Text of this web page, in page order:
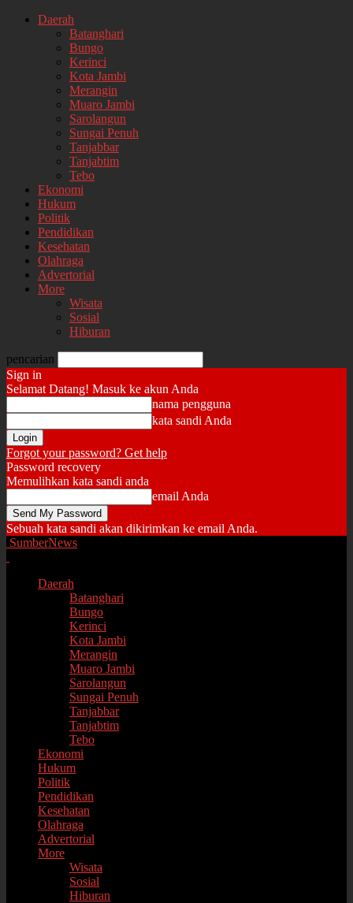
Daerah
Batanghari
Bungo
Kerinci
Kota Jambi
Merangin
Muaro Jambi
Sarolangun
Sungai Penuh
Tanjabbar
Tanjabtim
Tebo
Ekonomi
Hukum
Politik
Pendidikan
Kesehatan
Olahraga
Advertorial
More
Wisata
Sosial
Hiburan
pencarian
Sign in
Selamat Datang! Masuk ke akun Anda
nama pengguna
kata sandi Anda
Forgot your password? Get help
Password recovery
Memulihkan kata sandi anda
email Anda
Sebuah kata sandi akan dikirimkan ke email Anda.
SumberNews
Daerah
Batanghari
Bungo
Kerinci
Kota Jambi
Merangin
Muaro Jambi
Sarolangun
Sungai Penuh
Tanjabbar
Tanjabtim
Tebo
Ekonomi
Hukum
Politik
Pendidikan
Kesehatan
Olahraga
Advertorial
More
Wisata
Sosial
Hiburan